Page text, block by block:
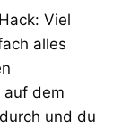
Viel
alles
auf dem
und du